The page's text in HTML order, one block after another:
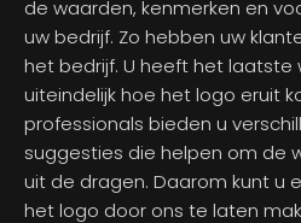
de waarden, kenmerken en
uw bedrijf. Zo hebben uw
het bedrijf. U heeft het
uiteindelijk hoe het logo eruit
professionals bieden u
suggesties die helpen om de
uit de dragen. Daarom kunt u
het logo door ons te laten